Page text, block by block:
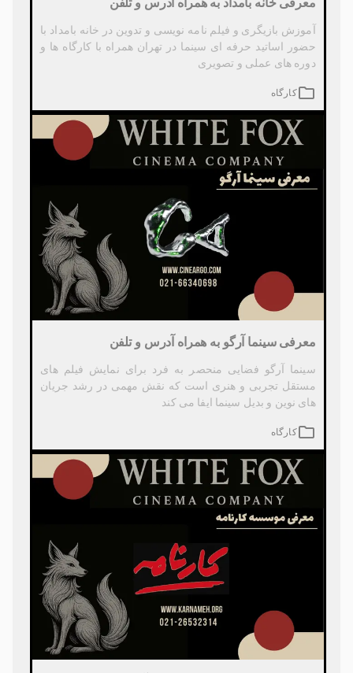
معرفی خانه بامداد به همراه آدرس و تلفن
آموزش بازیگری و فیلم نامه نویسی و تدوین در خانه بامداد با
حضور اساتید حرفه ای سینما در تهران همراه با کارگاه ها و
دوره های عملی و تصویری
کارگاه
معرفی سینما آرگو به همراه آدرس و تلفن
سینما آرگو فضایی منحصر به فرد برای نمایش فیلم های
مستقل تجربی و هنری است که نقش مهمی در رشد جریان
های نوین و بدیل سینما ایفا می کند
کارگاه